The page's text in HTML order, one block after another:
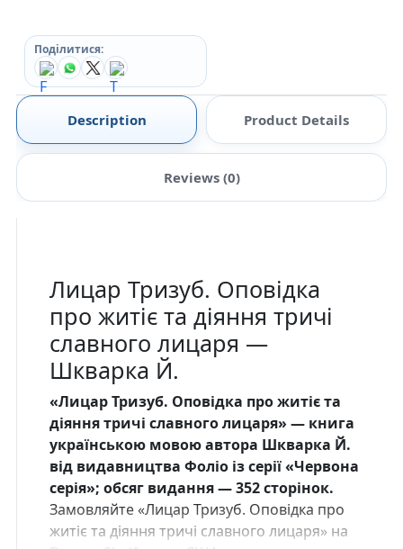
Поділитися:
Description Product Details
Reviews (0)
Лицар Тризуб. Оповідка
про житіє та діяння тричі
славного лицаря —
Шкварка Й.
«Лицар Тризуб. Оповідка про житіє та
діяння тричі славного лицаря» — книга
українською мовою автора Шкварка Й.
від видавництва Фоліо із серії «Червона
серія»; обсяг видання — 352 сторінок.
Замовляйте «Лицар Тризуб. Оповідка про
житіє та діяння тричі славного лицаря» на